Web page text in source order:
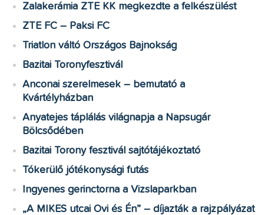
Zalakerámia ZTE KK megkezdte a felkészülést
ZTE FC – Paksi FC
Triatlon váltó Országos Bajnokság
Bazitai Toronyfesztivál
Anconai szerelmesek – bemutató a
Kvártélyházban
Anyatejes táplálás világnapja a Napsugár
Bölcsődében
Bazitai Torony fesztivál sajtótájékoztató
Tókerülő jótékonysági futás
Ingyenes gerinctorna a Vizslaparkban
„A MIKES utcai Ovi és Én” – díjazták a rajzpályázat